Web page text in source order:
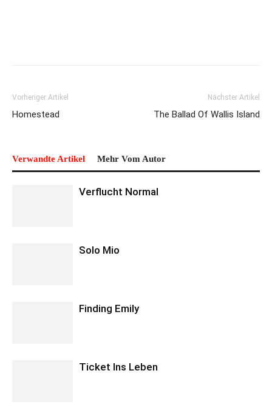
Vorheriger Artikel
Homestead
Nächster Artikel
The Ballad Of Wallis Island
Verwandte Artikel Mehr Vom Autor
Verflucht Normal
Solo Mio
Finding Emily
Ticket Ins Leben